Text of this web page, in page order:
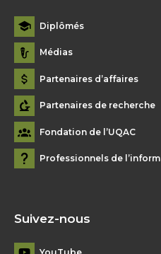
Diplômés
Médias
Partenaires d’affaires
Partenaires de recherche
Fondation de l’UQAC
Professionnels de
Suivez-nous